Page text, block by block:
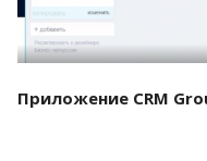
Приложение CRM